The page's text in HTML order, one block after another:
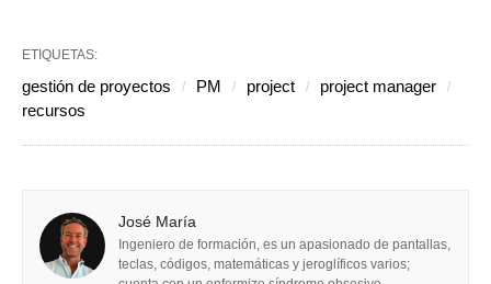
ETIQUETAS:
gestión de proyectos PM project
project manager
recursos
José María
Ingeniero de formación, es un apasionado de pantallas,
teclas, códigos, matemáticas y jeroglíficos varios;